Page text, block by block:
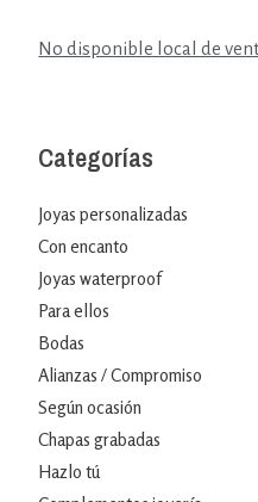
No disponible local de
Categorías
Joyas personalizadas
Con encanto
Joyas waterproof
Para ellos
Bodas
Alianzas / Compromiso
Según ocasión
Chapas grabadas
Hazlo tú